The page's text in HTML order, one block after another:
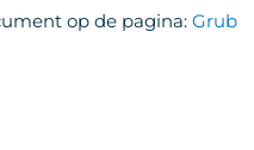
op de pagina: Grub